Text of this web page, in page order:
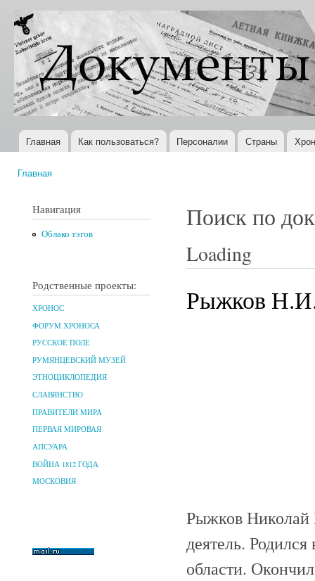
Документы
XX века
Всемирная
история в
Интернете
Главное меню
Главная Как пользоваться? Персоналии Страны
Главная
Навигация
Облако тэгов
Родственные проекты:
ХРОНОС
ФОРУМ ХРОНОСА
РУССКОЕ ПОЛЕ
РУМЯНЦЕВСКИЙ МУЗЕЙ
ЭТНОЦИКЛОПЕДИЯ
СЛАВЯНСТВО
ПРАВИТЕЛИ МИРА
ПЕРВАЯ МИРОВАЯ
АПСУАРА
ВОЙНА 1812 ГОДА
МОСКОВИЯ
Поиск по
Loading
Рыжков
Рыжков Николай
деятель.
области.